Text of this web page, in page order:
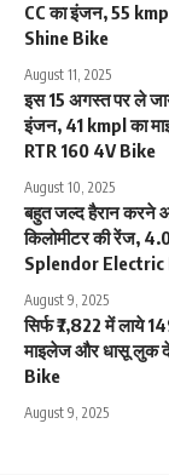
CC का इंजन, 55
Shine Bike
August 11, 2025
इस 15 अगस्त पर ले
इंजन, 41 kmpl का
RTR 160 4V Bike
August 10, 2025
बहुत जल्द हैरान करने
किलोमीटर की रेंज,
Splendor Electric
August 9, 2025
सिर्फ ₹7,822 में लाये
माइलेज और धासू लुक
Bike
August 9, 2025